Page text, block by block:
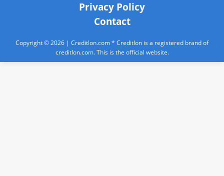
Privacy Policy
Contact
Copyright © 2026 | Creditlon.com* Creditlon is a registered brand of
creditlon.com. This is the official website.